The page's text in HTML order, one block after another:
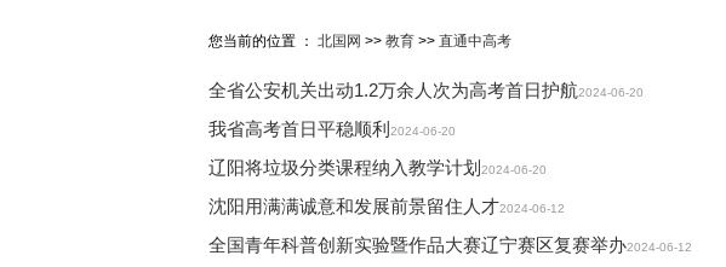
您当前的位置 ： 北国网 >> 教育 >> 直通中高考
全省公安机关出动1.2万余人次为高考首日护航2024-06-20
我省高考首日平稳顺利 2024-06-20
辽阳将垃圾分类课程纳入教学计划 2024-06-20
沈阳用满满诚意和发展前景留住人才2024-06-12
全国青年科普创新实验暨作品大赛辽宁赛区复赛举办2024-06-12